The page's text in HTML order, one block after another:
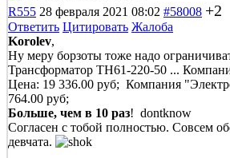
R555 28 февраля 2021 08:02 #58008 +2
Ответить Цитировать Жалоба
Korolev,
Ну меру борзоты тоже надо
Трансформатор ТН61-220-50 ...
Цена: 19 336.00 руб; Компания
764.00 руб;
Больше, чем в 10 раз! dontknow
Согласен с тобой полностью. Совсем
девчата.